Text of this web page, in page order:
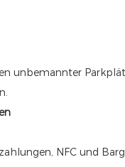
unbemannter
NFC und